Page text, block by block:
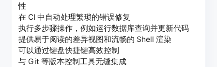
性
在 CI 中自动处理繁琐的错误修复
执行多步骤操作，例如运行数据库查询并更新代码
提供易于阅读的差异视图和流畅的 Shell 渲染
可以通过键盘快捷键高效控制
与 Git 等版本控制工具无缝集成